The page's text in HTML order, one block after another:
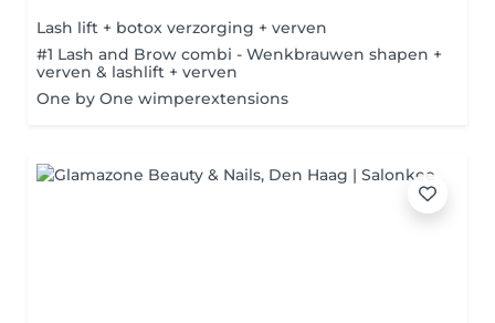
Lash lift + botox verzorging + verven
#1 Lash and Brow combi - Wenkbrauwen shapen +
verven & lashlift + verven
One by One wimperextensions